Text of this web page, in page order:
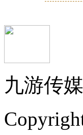
九游传媒